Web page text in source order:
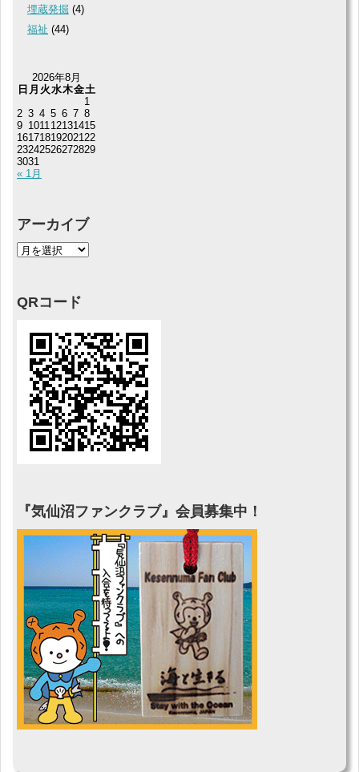
埋蔵発掘 (4)
福祉 (44)
2026年8月
日 月 火水木金土
« 1月
1
2 3 4 5 6 7 8
9 1011 12131415
161718192021 22
23242526272829
3031
アーカイブ
QRコード
『気仙沼ファンクラブ』会員募集中！